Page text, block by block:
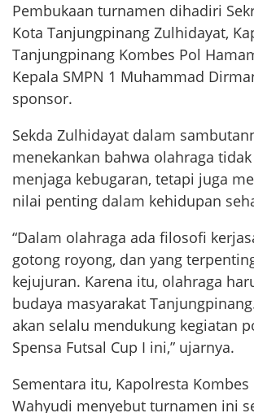
Pembukaan turnamen dihadiri
Kota Tanjungpinang Zulhidayat,
Tanjungpinang Kombes Pol
Kepala SMPN 1 Muhammad
sponsor.
Sekda Zulhidayat dalam
menekankan bahwa olahraga
menjaga kebugaran, tetapi juga
nilai penting dalam kehidupan
“Dalam olahraga ada filosofi
gotong royong, dan yang
kejujuran. Karena itu, olahraga
budaya masyarakat
akan selalu mendukung kegiatan
Spensa Futsal Cup I ini,” ujarnya.
Sementara itu, Kapolresta
Wahyudi menyebut turnamen ini